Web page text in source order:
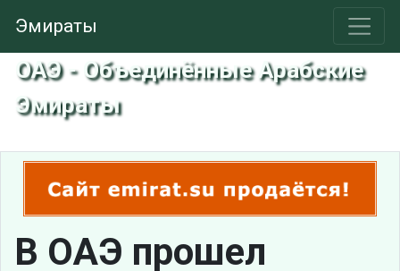
Эмираты
ОАЭ - Объединённые Арабские
Эмираты
В ОАЭ прошел